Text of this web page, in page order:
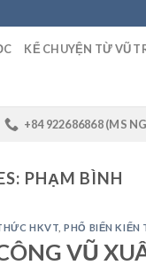
KỂ CHUYỆN TỪ VŨ
+84 922686868 (MS
PHẠM BÌNH
HKVT ,PHỔ BIẾN KIẾN
VŨ